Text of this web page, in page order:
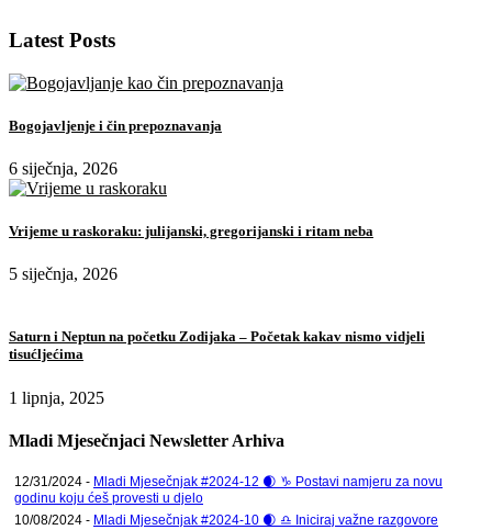
Latest Posts
Bogojavljenje i čin prepoznavanja
6 siječnja, 2026
Vrijeme u raskoraku: julijanski, gregorijanski i ritam neba
5 siječnja, 2026
Saturn i Neptun na početku Zodijaka – Početak kakav nismo vidjeli
tisućljećima
1 lipnja, 2025
Mladi Mjesečnjaci Newsletter Arhiva
12/31/2024 - Mladi Mjesečnjak #2024-12 🌒 ♑ Postavi namjeru za novu
godinu koju ćeš provesti u djelo
10/08/2024 - Mladi Mjesečnjak #2024-10 🌒 ♎ Iniciraj važne razgovore